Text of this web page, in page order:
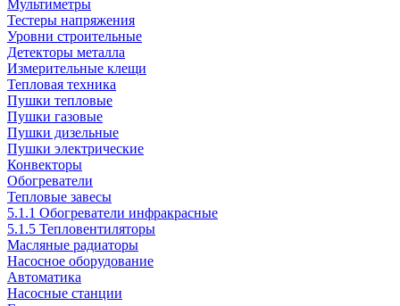
Мультиметры
Тестеры напряжения
Уровни строительные
Детекторы металла
Измерительные клещи
Тепловая техника
Пушки тепловые
Пушки газовые
Пушки дизельные
Пушки электрические
Конвекторы
Обогреватели
Тепловые завесы
5.1.1 Обогреватели инфракрасные
5.1.5 Тепловентиляторы
Масляные радиаторы
Насосное оборудование
Автоматика
Насосные станции